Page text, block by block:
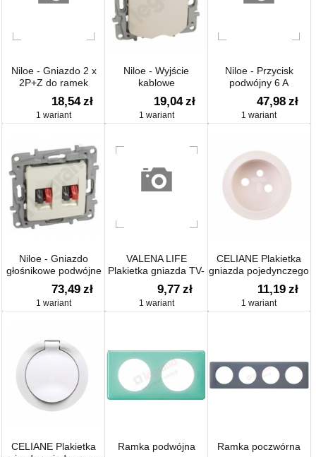
Niloe - Gniazdo 2 x
2P+Z do ramek
wielokrotnych - z
przesłoną, zaciski
śrubowe
18,54 zł
1 wariant
Niloe - Wyjście
kablowe
19,04 zł
1 wariant
Niloe - Przycisk
podwójny 6 A
47,98 zł
1 wariant
Niloe - Gniazdo
głośnikowe podwójne
73,49 zł
1 wariant
VALENA LIFE
Plakietka gniazda TV-
RD-SAT-SAT
9,77 zł
1 wariant
CELIANE Plakietka
gniazda pojedynczego
z/u 2P+Z
11,19 zł
1 wariant
CELIANE Plakietka
Ramka podwójna Ramka poczwórna